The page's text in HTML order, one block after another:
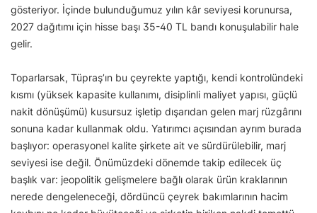
gösteriyor. İçinde bulunduğumuz yılın kâr seviyesi korunursa,
2027 dağıtımı için hisse başı 35-40 TL bandı konuşulabilir hale
gelir.
Toparlarsak, Tüpraş’ın bu çeyrekte yaptığı, kendi kontrolündeki
kısmı (yüksek kapasite kullanımı, disiplinli maliyet yapısı, güçlü
nakit dönüşümü) kusursuz işletip dışarıdan gelen marj rüzgârını
sonuna kadar kullanmak oldu. Yatırımcı açısından ayrım burada
başlıyor: operasyonel kalite şirkete ait ve sürdürülebilir, marj
seviyesi ise değil. Önümüzdeki dönemde takip edilecek üç
başlık var: jeopolitik gelişmelere bağlı olarak ürün kraklarının
nerede dengeleneceği, dördüncü çeyrek bakımlarının hacim